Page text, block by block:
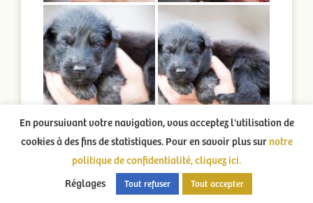
En poursuivant votre navigation, vous acceptez l'utilisation de
cookies à des fins de statistiques. Pour en savoir plus surnotre
politique de confidentialité, cliquez ici.
Réglages
Tout refuser Tout accepter